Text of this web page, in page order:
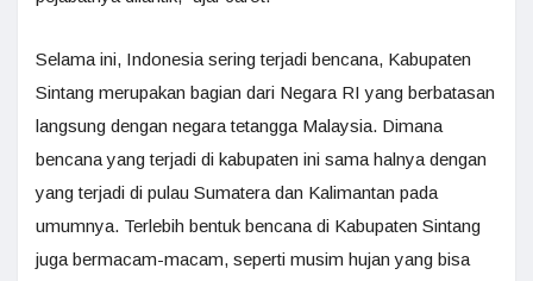
Selama ini, Indonesia sering terjadi bencana, Kabupaten
Sintang merupakan bagian dari Negara RI yang berbatasan
langsung dengan negara tetangga Malaysia. Dimana
bencana yang terjadi di kabupaten ini sama halnya dengan
yang terjadi di pulau Sumatera dan Kalimantan pada
umumnya. Terlebih bentuk bencana di Kabupaten Sintang
juga bermacam-macam, seperti musim hujan yang bisa